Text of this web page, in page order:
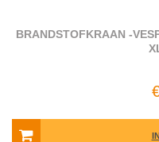
BRANDSTOFKRAAN -